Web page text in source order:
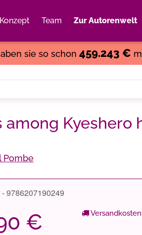
Konzept Team Zur Autorenwelt
sie so schon 459.243 €
among Kyeshero
Pombe
9786207190249
€